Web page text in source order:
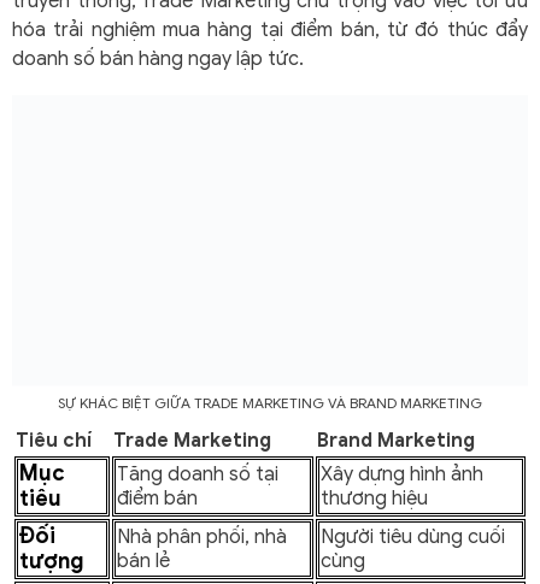
hóa trải nghiệm mua hàng tại điểm bán, từ đó thúc đẩy
doanh số bán hàng ngay lập tức.
SỰ KHÁC BIỆT GIỮA TRADE MARKETING VÀ BRAND MARKETING
Tiêu chí Trade Marketing Brand Marketing
Mục
tiêu
Tăng doanh số tại
điểm bán
Xây dựng hình ảnh
thương hiệu
Đối
tượng
Nhà phân phối, nhà
bán lẻ
Người tiêu dùng cuối
cùng